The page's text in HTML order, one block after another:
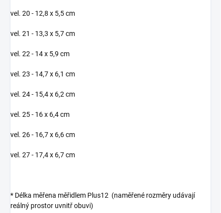
vel. 20 - 12,8 x 5,5 cm
vel. 21 - 13,3 x 5,7 cm
vel. 22 - 14 x 5,9 cm
vel. 23 - 14,7 x 6,1 cm
vel. 24 - 15,4 x 6,2 cm
vel. 25 - 16 x 6,4 cm
vel. 26 - 16,7 x 6,6 cm
vel. 27 - 17,4 x 6,7 cm
* Délka měřena měřidlem Plus12 (naměřené rozměry udávají
reálný prostor uvnitř obuvi)